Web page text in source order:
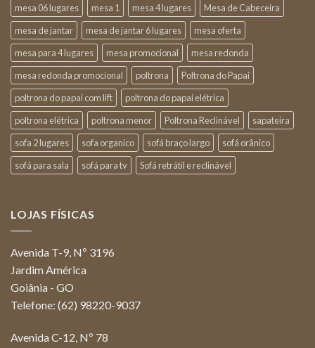
mesa 06 lugares
mesa 1 mesa 4 lugares
Mesa de Cabeceira
mesa de jantar
mesa de jantar 6 lugares
mesa oferta
mesa para 4 lugares
mesa promocional
mesa redonda
mesa redonda promocional
poltrona
Poltrona do Papai
poltrona do papai com lift
poltrona do papai elétrica
poltrona elétrica
poltrona menor Poltrona Reclinável
sapateira
sofa 2 lugares
sofa organico sofá braço largo
sofá orânico
sofá para sala
sofá para tv Sofá retrátil e reclinável
LOJAS FÍSICAS
Avenida T-9, Nº 3196
Jardim América
Goiânia - GO
Telefone: (62) 98220-9037
Avenida C-12, Nº 78